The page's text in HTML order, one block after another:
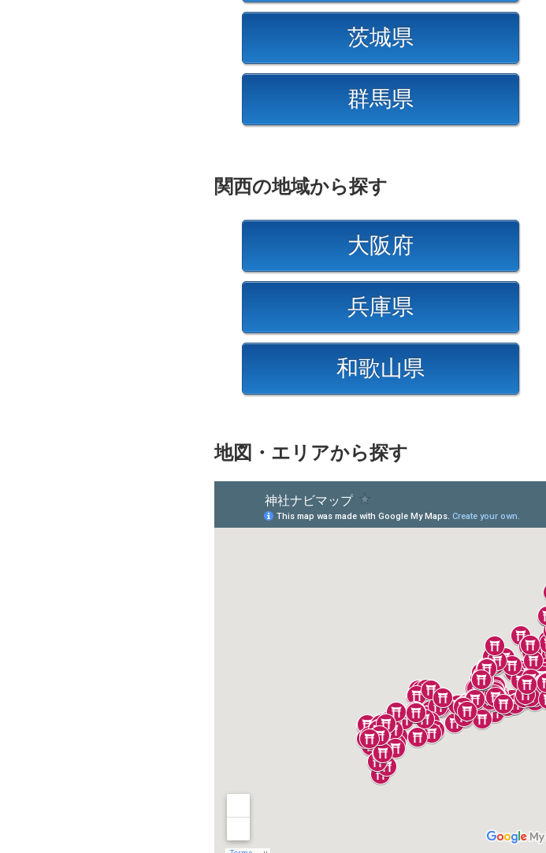
茨城県
群馬県
関西の地域から探す
大阪府
兵庫県
和歌山県
地図・エリアから探す